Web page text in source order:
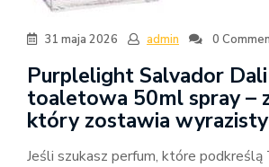
31 maja 2026 admin 0
Purplelight Salvador
toaletowa 50ml spray –
który zostawia
Jeśli szukasz perfum, które